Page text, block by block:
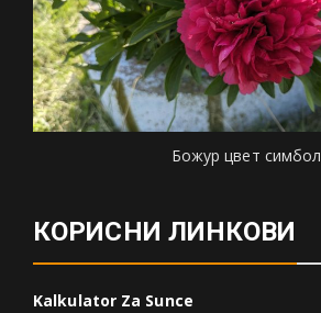
Божур цвет симбол
КОРИСНИ ЛИНКОВИ
Kalkulator Za Sunce